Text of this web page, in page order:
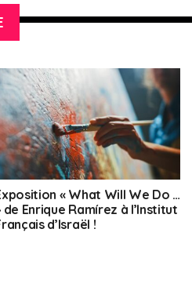
« What Will We Do …
de Enrique Ramírez à l’Institut
d’Israël !